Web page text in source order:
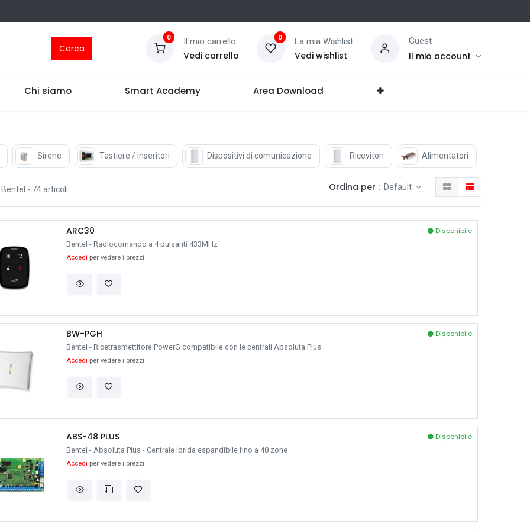
Cerca
0 Il mio carrello
Vedi carrello
0 La mia Wishlist
Vedi wishlist
Guest
Il mio account
Chi siamo Smart Academy Area Download
Sirene Tastiere / Inseritori Dispositivi di comunicazione Ricevitori Alimentatori
Bentel - 74 articoli Ordina per : Default
ARC30 Disponibile
Bentel - Radiocomando a 4 pulsanti 433MHz
Accedi per vedere i prezzi
BW-PGH Disponibile
Bentel - Ricetrasmettitore PowerG compatibile con le centrali Absoluta Plus
Accedi per vedere i prezzi
ABS-48 PLUS Disponibile
Bentel - Absoluta Plus - Centrale ibrida espandibile fino a 48 zone
Accedi per vedere i prezzi